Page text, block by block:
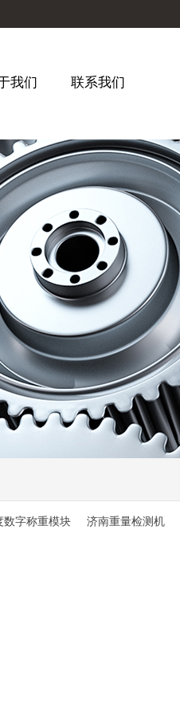
我们 联系我们
数字称重模块 济南重量检测机